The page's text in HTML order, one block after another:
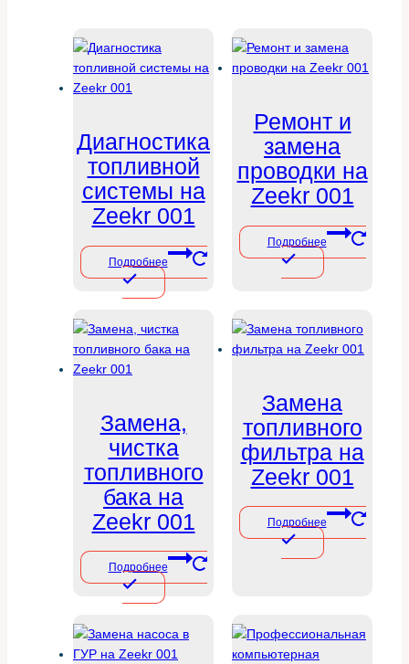
Диагностика
топливной
системы на
Zeekr 001
Подробнее
Ремонт и
замена
проводки на
Zeekr 001
Подробнее
Замена,
чистка
топливного
бака на
Zeekr 001
Подробнее
Замена
топливного
фильтра на
Zeekr 001
Подробнее